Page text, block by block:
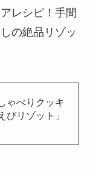
レシピ！手間
の絶品リゾッ
ゃべりクッキ
びリゾット」